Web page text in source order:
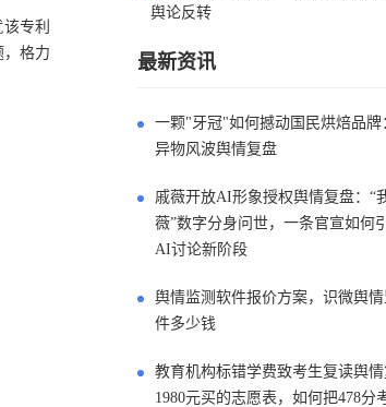
专利
格力
舆论反转
最新资讯
一颗"牙冠"如何撼动国民烘焙品牌
异物风波舆情复盘
戚薇开放AI形象授权舆情复盘：“
薇”数字分身问世，一条官宣如何
AI讨论新阶段
舆情监测软件报价方案，识微舆
件多少钱
教育机构标错学费致考生复读舆情
1980元买的志愿表，如何把478分